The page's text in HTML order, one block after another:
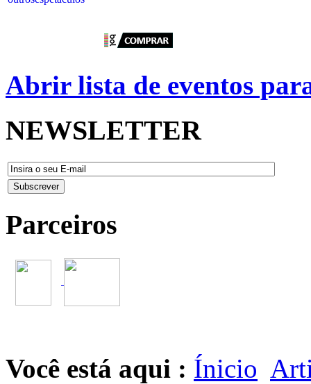
Abrir lista de eventos
NEWSLETTER
Parceiros
Você está aqui : Ínicio